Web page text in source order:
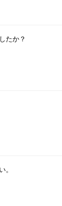
たか？
。